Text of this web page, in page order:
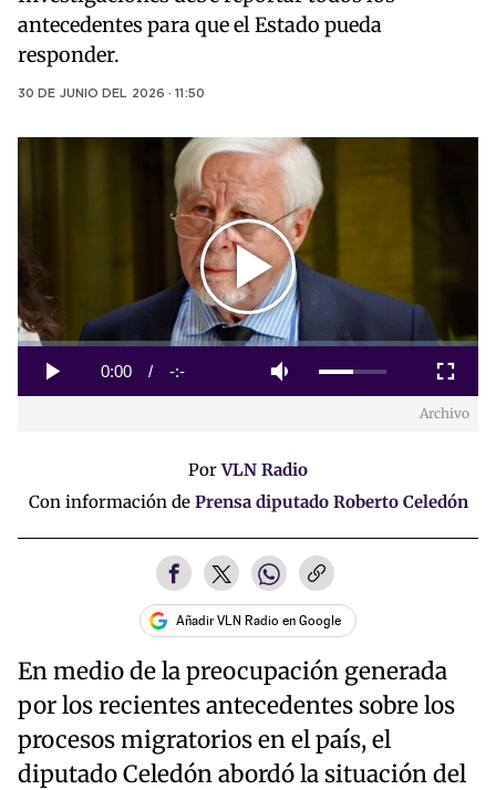
antecedentes para que el Estado pueda
responder.
30 DE JUNIO DEL 2026 · 11:50
Play
Video
Play Mute
Current
0:00 / Duration
-:-
Loaded:
Fullscreen
Archivo
PorVLN Radio
Con información de Prensa diputado Roberto Celedón
Añadir VLN Radio en Google
En medio de la preocupación generada
por los recientes antecedentes sobre los
procesos migratorios en el país, el
diputado Celedón abordó la situación del